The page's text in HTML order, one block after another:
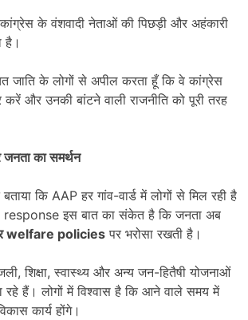
के वंशवादी नेताओं की पिछड़ी और अहंकारी
है।
जाति के लोगों से अपील करता हूँ कि वे कांग्रेस
करें और उनकी बांटने वाली राजनीति को पूरी तरह
का समर्थन
कि AAP हर गांव-वार्ड में लोगों से मिल रही है
इस बात का संकेत है कि जनता अब
welfare policies पर भरोसा रखती है।
शिक्षा, स्वास्थ्य और अन्य जन-हितैषी योजनाओं
रहे हैं। लोगों में विश्वास है कि आने वाले समय में
कार्य होंगे।